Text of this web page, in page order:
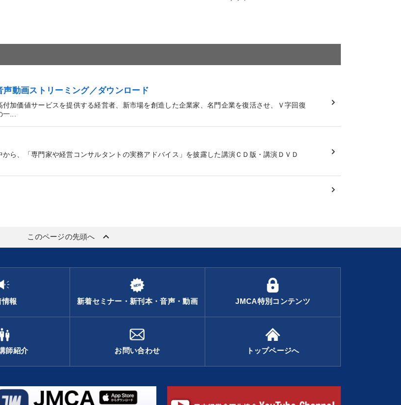
動画ストリーミング／ダウンロード
加価値サービスを提供する経営者、新市場を創造した企業家、名門企業を復活させ、Ｖ字回復
一...
ら、「専門家や経営コンサルタントの実務アドバイス」を披露した講演ＣＤ版・講演ＤＶＤ
このページの先頭へ keyboard_arrow_up
情報 新着セミナー・新刊本・音声・動画 JMCA特別コンテンツ
師紹介 お問い合わせ トップページへ